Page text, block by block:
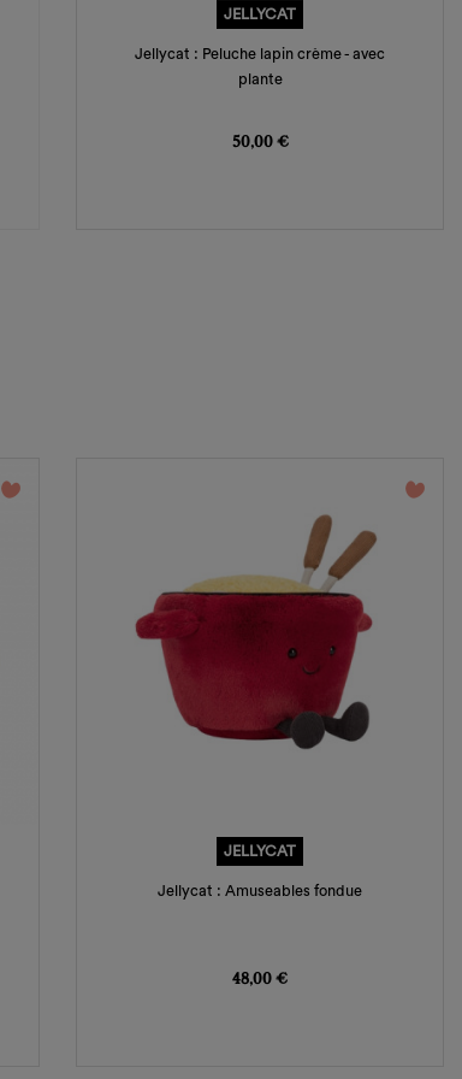
JELLYCAT
Jellycat : Peluche lapin crème - avec
plante
50,00 €
favorite_border favorite_border
JELLYCAT
Jellycat : Amuseables fondue
48,00 €